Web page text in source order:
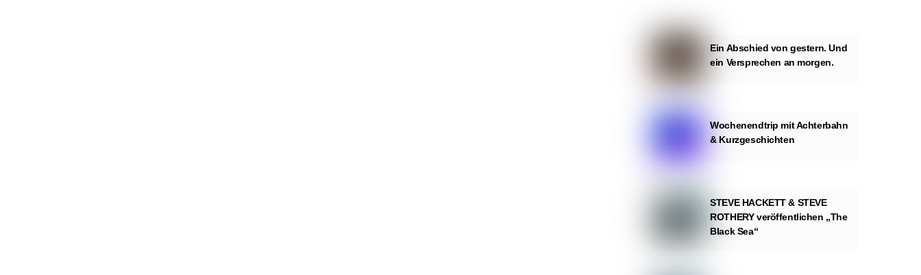
Ein Abschied von gestern. Und
ein Versprechen an morgen.
Wochenendtrip mit Achterbahn
& Kurzgeschichten
STEVE HACKETT & STEVE
ROTHERY veröffentlichen „The
Black Sea“